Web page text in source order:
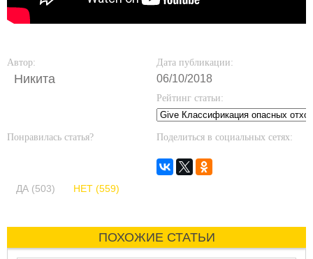
Автор:
Никита
Дата публикации:
06/10/2018
Рейтинг статьи:
Понравилась статья?
ДА (503) НЕТ (559)
Поделиться в социальных сетях:
ПОХОЖИЕ СТАТЬИ